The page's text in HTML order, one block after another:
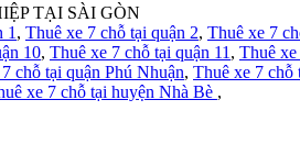
TẠI SÀI GÒN
1, Thuê xe 7 chỗ tại quận 2, Thuê xe 7
10, Thuê xe 7 chỗ tại quận 11, Thuê
chỗ tại quận Phú Nhuận, Thuê xe 7 chỗ
xe 7 chỗ tại huyện Nhà Bè ,